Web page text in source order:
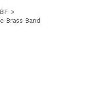
>
Brass Band